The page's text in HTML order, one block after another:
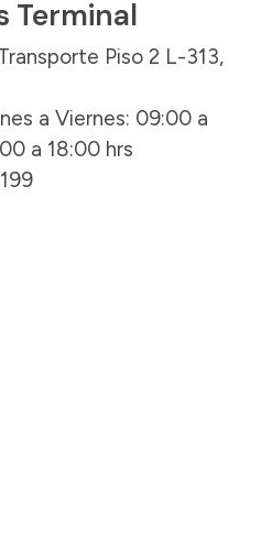
Terminal
Piso 2 L-313,
a Viernes: 09:00 a
a 18:00 hrs